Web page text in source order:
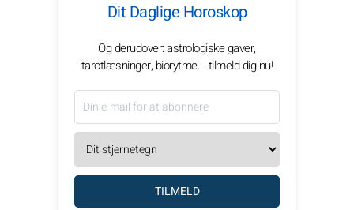
Dit Daglige Horoskop
Og derudover: astrologiske gaver,
tarotlæsninger, biorytme... tilmeld dig nu!
TILMELD